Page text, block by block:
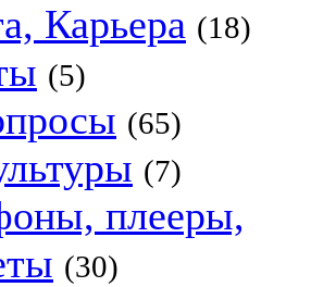
Карьера (18)
(5)
(65)
(7)
плееры,
(30)